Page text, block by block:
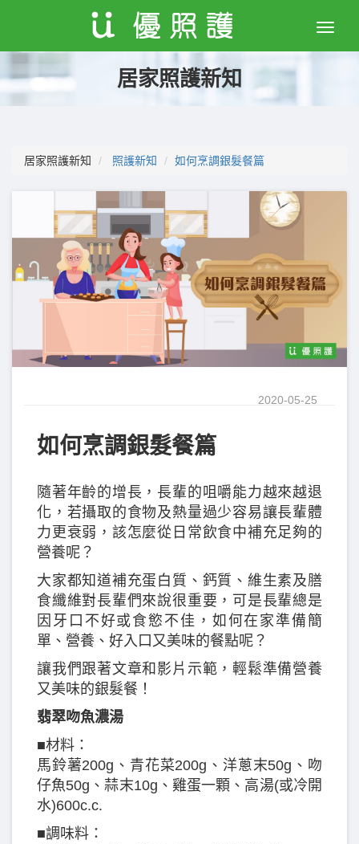
Toggle
居家照護新知
居家照護新知 照護新知 如何烹調銀髮餐篇
2020-05-25
如何烹調銀髮餐篇
隨著年齡的增長，長輩的咀嚼能力越來越退
化，若攝取的食物及熱量過少容易讓長輩體
力更衰弱，該怎麼從日常飲食中補充足夠的
營養呢？
大家都知道補充蛋白質、鈣質、維生素及膳
食纖維對長輩們來說很重要，可是長輩總是
因牙口不好或食慾不佳，如何在家準備簡
單、營養、好入口又美味的餐點呢？
讓我們跟著文章和影片示範，輕鬆準備營養
又美味的銀髮餐！
翡翠吻魚濃湯
■材料：
馬鈴薯200g、青花菜200g、洋蔥末50g、吻
仔魚50g、蒜末10g、雞蛋一顆、高湯(或冷開
水)600c.c.
■調味料：